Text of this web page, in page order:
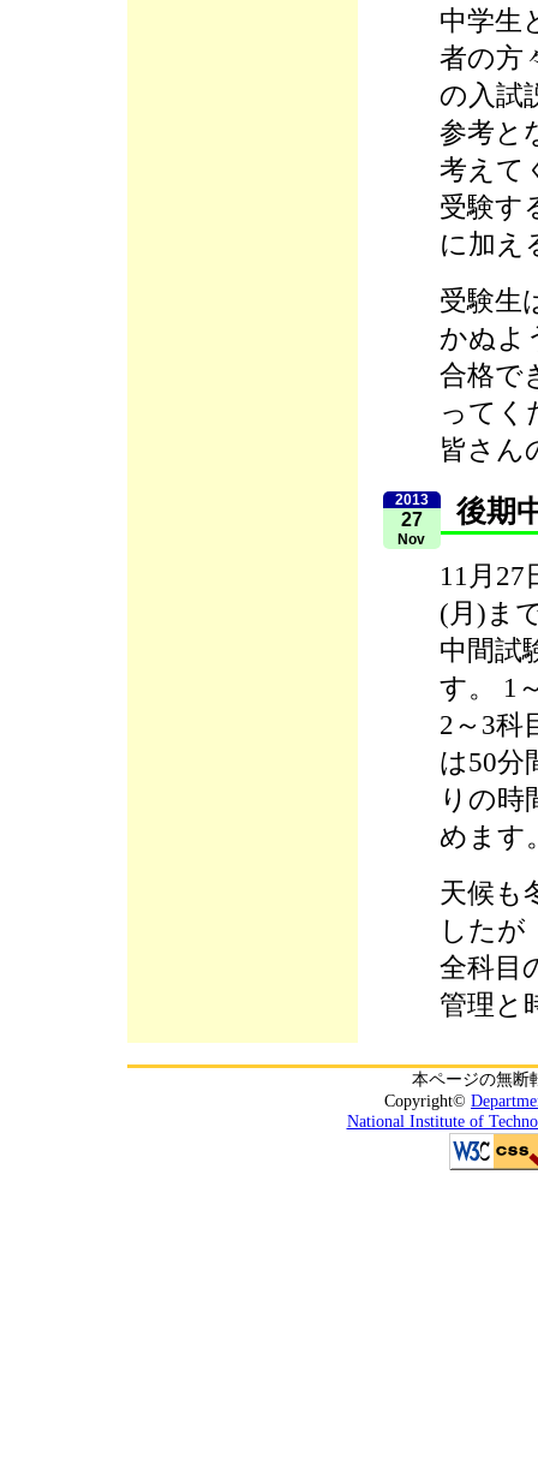
中学生
者の方
の入試
参考と
考えて
受験す
に加え
受験生
かぬよ
合格で
ってく
皆さん
2013
27
Nov
後期
11月27
(月)ま
中間試
す。 1
2～3科
は50分
りの時
めます
天候も
したが
全科目
管理と
本ページの無断
Copyright©
National Institute of